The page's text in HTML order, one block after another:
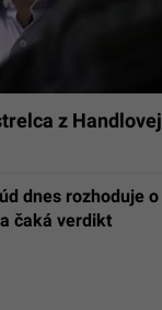
z
dnes rozhoduje
čaká verdikt